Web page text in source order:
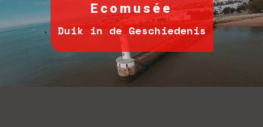
Ecomusée
Duik in de Geschiedenis